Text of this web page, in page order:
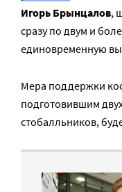
Игорь Брынцалов,
сразу по двум и
единовременную
Мера поддержки
подготовившим
стобалльников,